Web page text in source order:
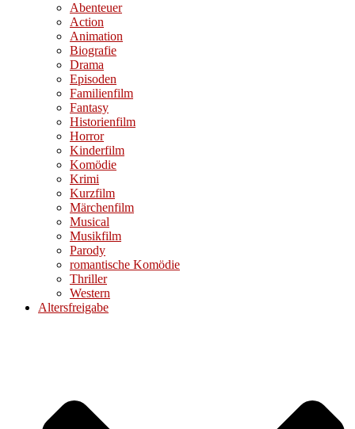
Abenteuer
Action
Animation
Biografie
Drama
Episoden
Familienfilm
Fantasy
Historienfilm
Horror
Kinderfilm
Komödie
Krimi
Kurzfilm
Märchenfilm
Musical
Musikfilm
Parody
romantische Komödie
Thriller
Western
Altersfreigabe